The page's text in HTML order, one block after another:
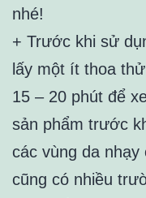
nhé!
+ Trước khi sử
lấy một ít thoa
15 – 20 phút để
sản phẩm trước
các vùng da
cũng có nhiều